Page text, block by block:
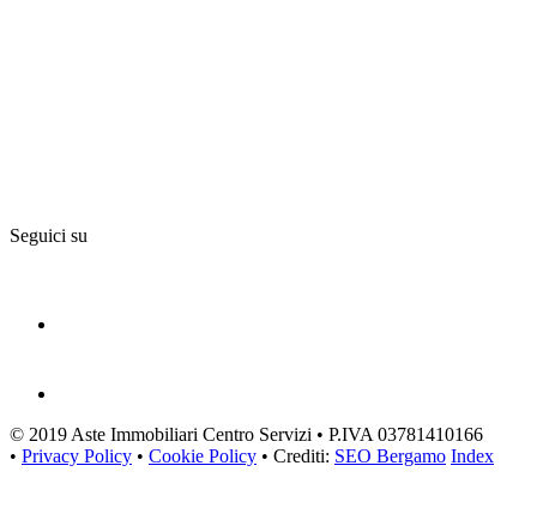
Seguici su
© 2019 Aste Immobiliari Centro Servizi • P.IVA 03781410166
• Privacy Policy • Cookie Policy • Crediti: SEO Bergamo Index